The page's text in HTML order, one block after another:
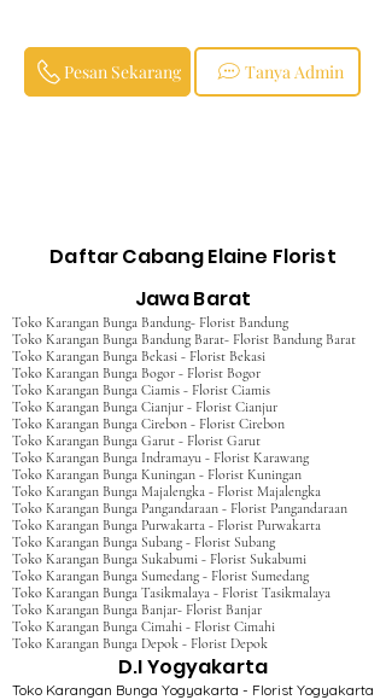
Tanya Admin
Pesan Sekarang
Daftar Cabang Elaine Florist
Jawa Barat
Toko Karangan Bunga Bandung- Florist Bandung
Toko Karangan Bunga Bandung Barat- Florist Bandung Barat
Toko Karangan Bunga Bekasi - Florist Bekasi
Toko Karangan Bunga Bogor - Florist Bogor
Toko Karangan Bunga Ciamis - Florist Ciamis
Toko Karangan Bunga Cianjur - Florist Cianjur
Toko Karangan Bunga Cirebon - Florist Cirebon
Toko Karangan Bunga Garut - Florist Garut
Toko Karangan Bunga Indramayu - Florist Karawang
Toko Karangan Bunga Kuningan - Florist Kuningan
Toko Karangan Bunga Majalengka - Florist Majalengka
Toko Karangan Bunga Pangandaraan - Florist Pangandaraan
Toko Karangan Bunga Purwakarta - Florist Purwakarta
Toko Karangan Bunga Subang - Florist Subang
Toko Karangan Bunga Sukabumi - Florist Sukabumi
Toko Karangan Bunga Sumedang - Florist Sumedang
Toko Karangan Bunga Tasikmalaya - Florist Tasikmalaya
Toko Karangan Bunga Banjar- Florist Banjar
Toko Karangan Bunga Cimahi - Florist Cimahi
Toko Karangan Bunga Depok - Florist Depok
D.I Yogyakarta
Toko Karangan Bunga Yogyakarta - Florist Yogyakarta